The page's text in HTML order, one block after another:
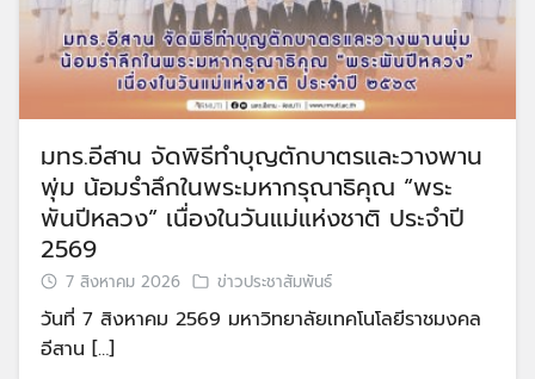
มทร.อีสาน จัดพิธีทำบุญตักบาตรและวางพาน
พุ่ม น้อมรำลึกในพระมหากรุณาธิคุณ “พระ
พันปีหลวง” เนื่องในวันแม่แห่งชาติ ประจำปี
2569
7 สิงหาคม 2026 ข่าวประชาสัมพันธ์
วันที่ 7 สิงหาคม 2569 มหาวิทยาลัยเทคโนโลยีราชมงคล
อีสาน […]